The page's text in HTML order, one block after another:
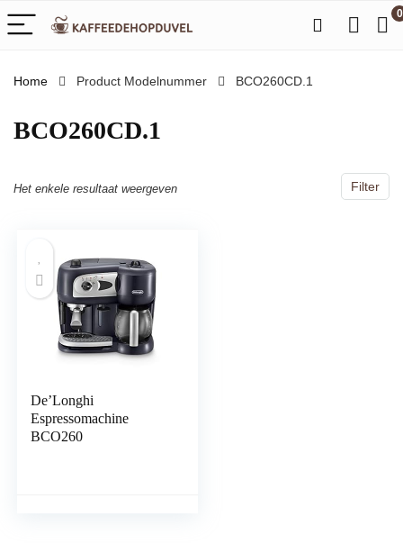
0
Home Product Modelnummer ‎BCO260CD.1
‎BCO260CD.1
Filter
Het enkele resultaat weergeven
De’Longhi
Espressomachine
BCO260